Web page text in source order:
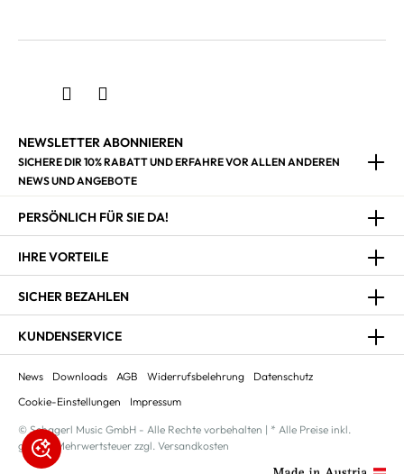
NEWSLETTER ABONNIEREN
SICHERE DIR 10% RABATT UND ERFAHRE VOR ALLEN ANDEREN
NEWS UND ANGEBOTE
PERSÖNLICH FÜR SIE DA!
IHRE VORTEILE
SICHER BEZAHLEN
KUNDENSERVICE
News Downloads AGB Widerrufsbelehrung
Datenschutz
Cookie-Einstellungen
Impressum
© Schagerl Music GmbH - Alle Rechte vorbehalten | * Alle Preise inkl.
gesetzl. Mehrwertsteuer zzgl. Versandkosten